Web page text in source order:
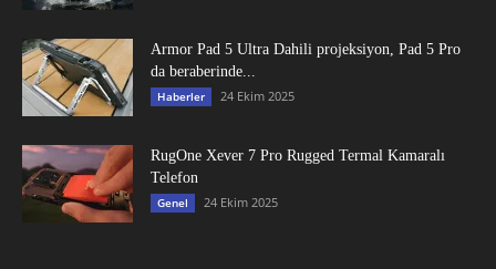
Armor Pad 5 Ultra Dahili projeksiyon, Pad 5 Pro
da beraberinde...
Haberler 24 Ekim 2025
RugOne Xever 7 Pro Rugged Termal Kamaralı
Telefon
Genel 24 Ekim 2025